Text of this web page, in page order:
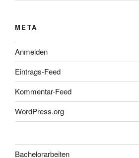
META
Anmelden
Eintrags-Feed
Kommentar-Feed
WordPress.org
Bachelorarbeiten